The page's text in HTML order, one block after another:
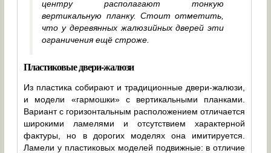
центру располагают тонкую
вертикальную планку. Стоит отметить,
что у деревянных жалюзийных дверей эти
ограничения ещё строже.
Пластиковые двери-жалюзи
Из пластика собирают и традиционные двери-жалюзи,
и модели «гармошки» с вертикальными планками.
Вариант с горизонтальным расположением отличается
широкими ламелями и отсутствием характерной
фактуры, но в дорогих моделях она имитируется.
Ламели у пластиковых моделей подвижные: в отличие